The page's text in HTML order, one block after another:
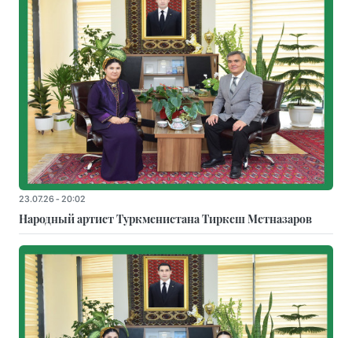
23.07.26 - 20:02
Народный артист Туркменистана Тиркеш Мeтназаров